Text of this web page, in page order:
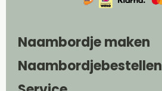
Naambordje maken
Naambordjebestellen